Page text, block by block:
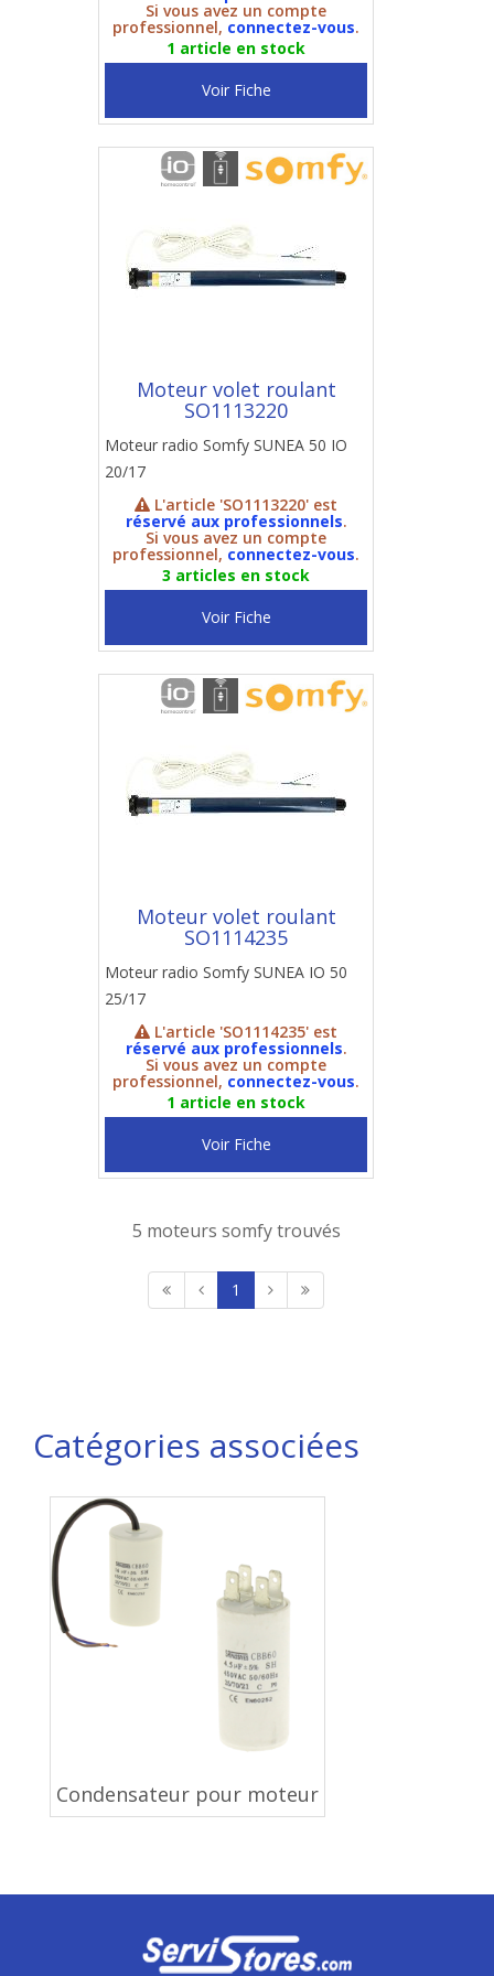
Si vous avez un compte
professionnel, connectez-vous.
1 article en stock
Voir Fiche
Moteur volet roulant
SO1113220
Moteur radio Somfy SUNEA 50 IO
20/17
L'article 'SO1113220' est
réservé aux professionnels.
Si vous avez un compte
professionnel, connectez-vous.
3 articles en stock
Voir Fiche
Moteur volet roulant
SO1114235
Moteur radio Somfy SUNEA IO 50
25/17
L'article 'SO1114235' est
réservé aux professionnels.
Si vous avez un compte
professionnel, connectez-vous.
1 article en stock
Voir Fiche
5 moteurs somfy trouvés
1
Catégories associées
Condensateur pour moteur